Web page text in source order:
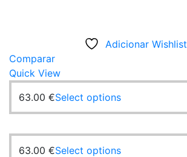
Adicionar Wishlist
Comparar
Quick View
63.00 €Select options
63.00 €Select options